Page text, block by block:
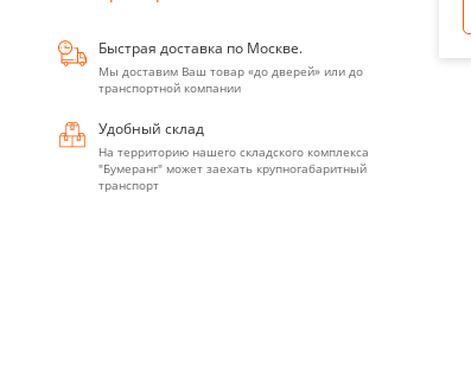
Быстрая доставка по Москве.
Мы доставим Ваш товар «до дверей» или до
транспортной компании
Удобный склад
На территорию нашего складского комплекса
"Бумеранг" может заехать крупногабаритный
транспорт